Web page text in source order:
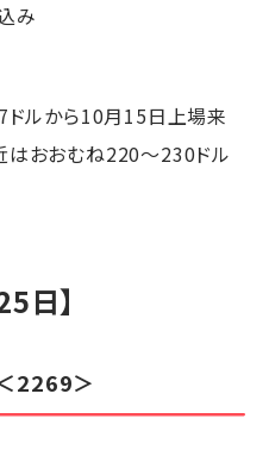
み
ルから10月15日上場来
はおおむね220～230ドル
日】
2269＞